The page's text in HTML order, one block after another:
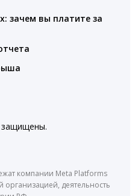
зачем вы платите за
защищены.
компании Meta Platforms
организацией, деятельность